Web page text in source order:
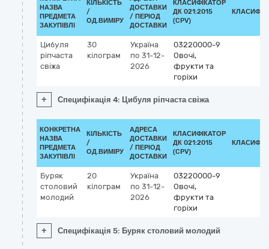
НАЗВА
ПРЕДМЕТА
ЗАКУПІВЛІ
КІЛЬКІСТЬ
/
ОД.ВИМІРУ
ДОСТАВКИ
/ ПЕРІОД
ДОСТАВКИ
КЛАСИФІКАТОР
ДК 021:2015
(CPV)
Цибуля
ріпчаста
свіжа
30
кілограм
Україна
по 31-12-
2026
03220000-9
Овочі,
фрукти та
горіхи
+ Специфікація 4: Цибуля ріпчаста свіжа
КОНКРЕТНА
НАЗВА
ПРЕДМЕТА
ЗАКУПІВЛІ
КІЛЬКІСТЬ
/
ОД.ВИМІРУ
АДРЕСА
ДОСТАВКИ
/ ПЕРІОД
ДОСТАВКИ
КЛАСИФІКАТОР
ДК 021:2015
(CPV)
Буряк
столовий
молодий
20
кілограм
Україна
по 31-12-
2026
03220000-9
Овочі,
фрукти та
горіхи
+ Специфікація 5: Буряк столовий молодий